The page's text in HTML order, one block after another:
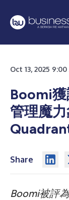
Oct 13, 2025
Boomi
管理魔
Share
Boomi被評